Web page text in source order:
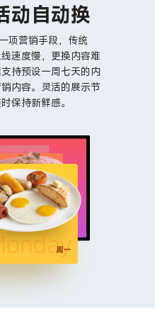
动自动换
项营销手段，传统
速度慢，更换内容难
持预设一周七天的内
内容。灵活的展示节
保持新鲜感。